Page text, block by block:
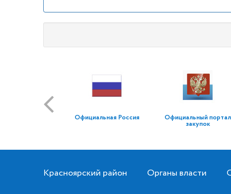
Официальная Россия Официальный портал
закупок
Красноярский район Органы власти